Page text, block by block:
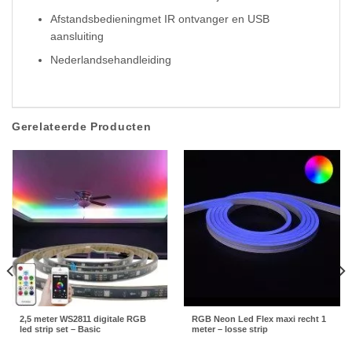
Afstandsbedieningmet IR ontvanger en USB
aansluiting
Nederlandsehandleiding
Gerelateerde Producten
2,5 meter WS2811 digitale RGB
led strip set – Basic
RGB Neon Led Flex maxi recht 1
meter – losse strip